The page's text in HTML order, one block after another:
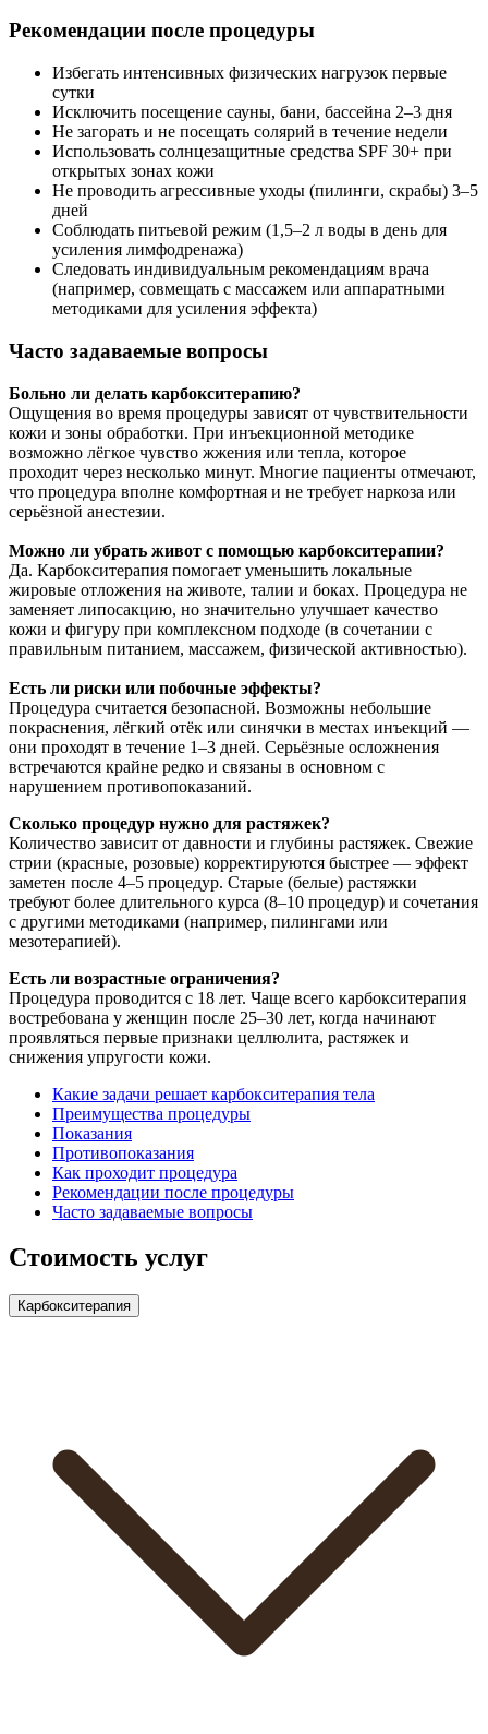
Рекомендации после процедуры
Избегать интенсивных физических нагрузок первые
сутки
Исключить посещение сауны, бани, бассейна 2–3 дня
Не загорать и не посещать солярий в течение недели
Использовать солнцезащитные средства SPF 30+ при
открытых зонах кожи
Не проводить агрессивные уходы (пилинги, скрабы) 3–5
дней
Соблюдать питьевой режим (1,5–2 л воды в день для
усиления лимфодренажа)
Следовать индивидуальным рекомендациям врача
(например, совмещать с массажем или аппаратными
методиками для усиления эффекта)
Часто задаваемые вопросы
Больно ли делать карбокситерапию?
Ощущения во время процедуры зависят от чувствительности
кожи и зоны обработки. При инъекционной методике
возможно лёгкое чувство жжения или тепла, которое
проходит через несколько минут. Многие пациенты отмечают,
что процедура вполне комфортная и не требует наркоза или
серьёзной анестезии.
Можно ли убрать живот с помощью карбокситерапии?
Да. Карбокситерапия помогает уменьшить локальные
жировые отложения на животе, талии и боках. Процедура не
заменяет липосакцию, но значительно улучшает качество
кожи и фигуру при комплексном подходе (в сочетании с
правильным питанием, массажем, физической активностью).
Есть ли риски или побочные эффекты?
Процедура считается безопасной. Возможны небольшие
покраснения, лёгкий отёк или синячки в местах инъекций —
они проходят в течение 1–3 дней. Серьёзные осложнения
встречаются крайне редко и связаны в основном с
нарушением противопоказаний.
Сколько процедур нужно для растяжек?
Количество зависит от давности и глубины растяжек. Свежие
стрии (красные, розовые) корректируются быстрее — эффект
заметен после 4–5 процедур. Старые (белые) растяжки
требуют более длительного курса (8–10 процедур) и сочетания
с другими методиками (например, пилингами или
мезотерапией).
Есть ли возрастные ограничения?
Процедура проводится с 18 лет. Чаще всего карбокситерапия
востребована у женщин после 25–30 лет, когда начинают
проявляться первые признаки целлюлита, растяжек и
снижения упругости кожи.
Какие задачи решает карбокситерапия тела
Преимущества процедуры
Показания
Противопоказания
Как проходит процедура
Рекомендации после процедуры
Часто задаваемые вопросы
Стоимость услуг
Карбокситерапия